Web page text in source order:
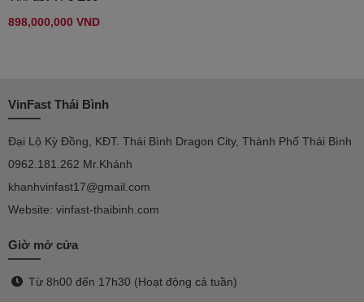
898,000,000 VND
VinFast Thái Bình
Đại Lộ Kỳ Đồng, KĐT. Thái Bình Dragon City, Thành Phố Thái Bình
0962.181.262 Mr.Khánh
khanhvinfast17@gmail.com
Website: vinfast-thaibinh.com
Giờ mở cửa
Từ 8h00 đến 17h30 (Hoạt động cả tuần)